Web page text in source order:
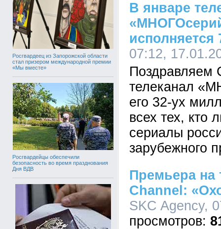
Росгвардеец из Запорожской области
стал призером международной премии
«Мы вместе»
Росгвардейцы обеспечили
безопасность во время празднования
Дня ВДВ
В январе
исполняется
07:12,
Поздравляем
телеканал
его 32-ух
всех тех, кто
сериалы
зарубежного
Премьера на
Channel:
SKC Agency,